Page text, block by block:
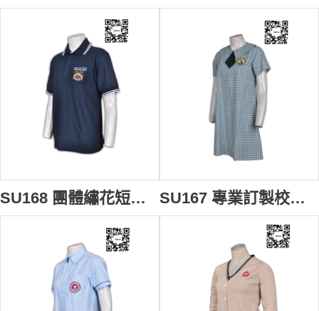
SU168 團體繡花短袖polo衫 度身訂製 校服款式polo衫 短袖polo衫選擇 短袖polo衫專門店 SU167 專業訂製校服裙 團體學校單裙 中小學制服設計訂造 校服在線訂購